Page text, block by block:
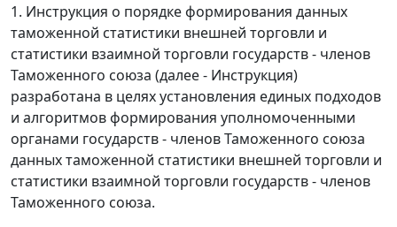
1. Инструкция о порядке формирования данных
таможенной статистики внешней торговли и
статистики взаимной торговли государств - членов
Таможенного союза (далее - Инструкция)
разработана в целях установления единых подходов
и алгоритмов формирования уполномоченными
органами государств - членов Таможенного союза
данных таможенной статистики внешней торговли и
статистики взаимной торговли государств - членов
Таможенного союза.